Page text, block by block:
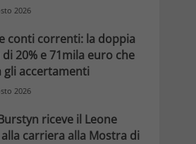
2026
conti correnti: la doppia
di 20% e 71mila euro che
gli accertamenti
2026
riceve il Leone
alla carriera alla Mostra di